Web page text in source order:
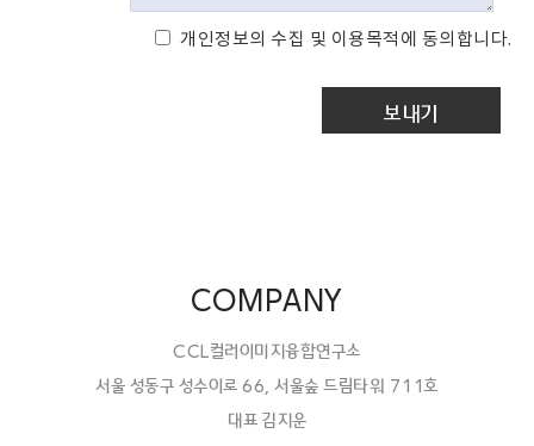
개인정보의 수집 및 이용목적에 동의합니다.
보내기
COMPANY
CCL컬러이미지융합연구소
서울 성동구 성수이로 66, 서울숲 드림타워 711호
대표 김지운